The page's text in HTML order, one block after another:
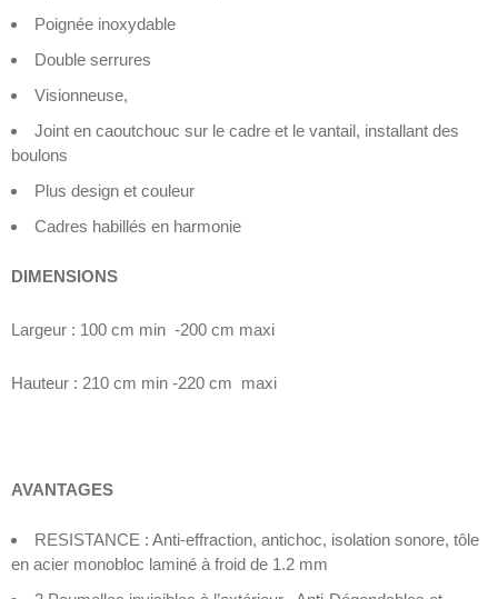
Poignée inoxydable
Double serrures
Visionneuse,
Joint en caoutchouc sur le cadre et le vantail, installant des
boulons
Plus design et couleur
Cadres habillés en harmonie
DIMENSIONS
Largeur : 100 cm min -200 cm maxi
Hauteur : 210 cm min -220 cm maxi
AVANTAGES
RESISTANCE : Anti-effraction, antichoc, isolation sonore, tôle
en acier monobloc laminé à froid de 1.2 mm